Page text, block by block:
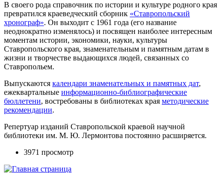
В своего рода справочник по истории и культуре родного края
превратился краеведческий сборник «Ставропольский
хронограф». Он выходит с 1961 года (его название
неоднократно изменялось) и посвящен наиболее интересным
моментам истории, экономики, науки, культуры
Ставропольского края, знаменательным и памятным датам в
жизни и творчестве выдающихся людей, связанных со
Ставропольем.
Выпускаются календари знаменательных и памятных дат,
ежеквартальные информационно-библиографические
бюллетени, востребованы в библиотеках края методические
рекомендации.
Репертуар изданий Ставропольской краевой научной
библиотеки им. М. Ю. Лермонтова постоянно расширяется.
3971 просмотр